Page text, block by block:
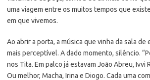
uma viagem entre os muitos tempos que
em que vivemos.
Ao abrir a porta, a música que vinha da sala
mais perceptível. A dado momento, silêncio.
nos Tita. Em palco já estavam João Abreu, Ivvi
Ou melhor, Macha, Irina e Diogo. Cada uma